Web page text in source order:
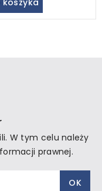
W tym celu należy
prawnej.